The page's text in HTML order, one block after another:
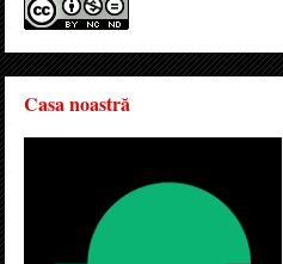
Casa noastră